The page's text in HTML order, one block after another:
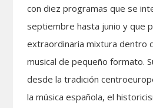
con diez programas que se
septiembre hasta junio y que
extraordinaria mixtura dentro
musical de pequeño formato.
desde la tradición
la música española, el